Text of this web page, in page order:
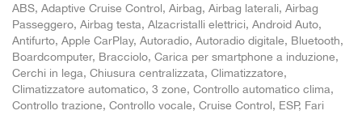
ABS, Adaptive Cruise Control, Airbag, Airbag laterali, Airbag
Passeggero, Airbag testa, Alzacristalli elettrici, Android Auto,
Antifurto, Apple CarPlay, Autoradio, Autoradio digitale, Bluetooth,
Boardcomputer, Bracciolo, Carica per smartphone a induzione,
Cerchi in lega, Chiusura centralizzata, Climatizzatore,
Climatizzatore automatico, 3 zone, Controllo automatico clima,
Controllo trazione, Controllo vocale, Cruise Control, ESP, Fari